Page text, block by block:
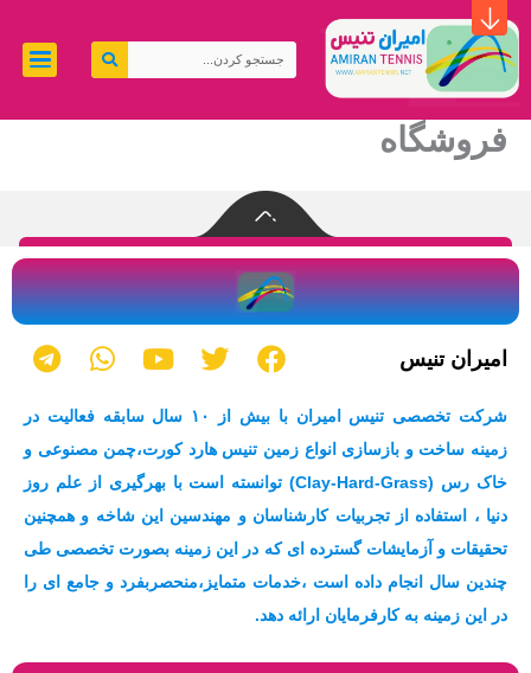
به
محتوا
جستجو
کردن
فروشگاه
امیران تنیس
F
a
e
b
o
o
k
T
w
t
t
e
r
Y
o
u
t
u
b
e
W
h
a
s
a
p
p
T
e
g
r
a
m
شرکت تخصصی تنیس امیران با بیش از ۱۰ سال سابقه فعالیت در
زمینه ساخت و بازسازی انواع زمین تنیس هارد کورت،چمن مصنوعی و
خاک رس (Clay-Hard-Grass) توانسته است با بهرگیری از علم روز
دنیا ، استفاده از تجربیات کارشناسان و مهندسین این شاخه و همچنین
تحقیقات و آزمایشات گسترده ای که در این زمینه بصورت تخصصی طی
چندین سال انجام داده است ،خدمات متمایز،منحصربفرد و جامع ای را
در این زمینه به کارفرمایان ارائه دهد.